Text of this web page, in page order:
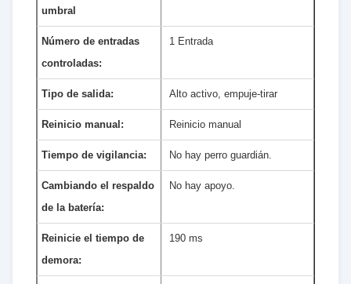
umbral
Número de entradas
controladas:
1 Entrada
Tipo de salida: Alto activo, empuje-tirar
Reinicio manual: Reinicio manual
Tiempo de vigilancia: No hay perro guardián.
Cambiando el respaldo
de la batería:
No hay apoyo.
Reinicie el tiempo de
demora:
190 ms